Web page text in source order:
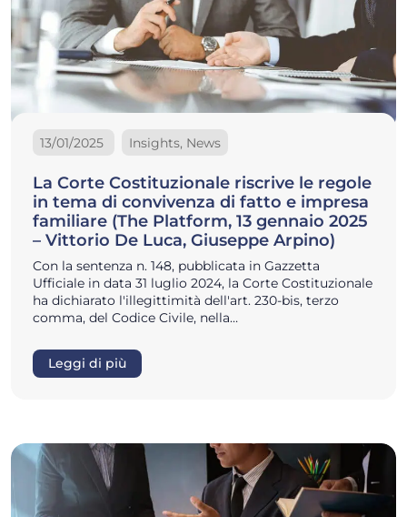
13/01/2025 Insights, News
La Corte Costituzionale riscrive le regole
in tema di convivenza di fatto e impresa
familiare (The Platform, 13 gennaio 2025
– Vittorio De Luca, Giuseppe Arpino)
Con la sentenza n. 148, pubblicata in Gazzetta
Ufficiale in data 31 luglio 2024, la Corte Costituzionale
ha dichiarato l'illegittimità dell'art. 230-bis, terzo
comma, del Codice Civile, nella…
Leggi di più